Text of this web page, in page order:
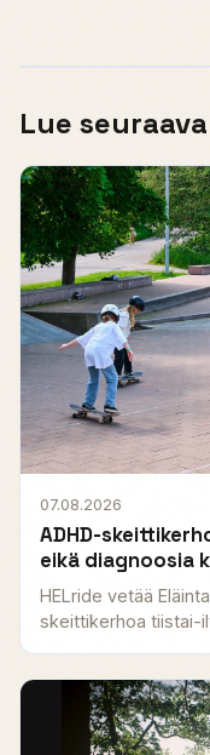
Lue
07.08.2026
ADHD-
eikä diagnoosia
HELride vetää
skeittikerhoa tiistai-